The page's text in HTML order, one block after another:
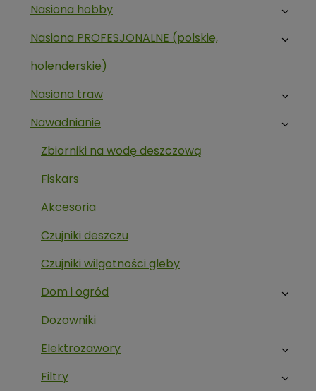
Nasiona hobby
Nasiona PROFESJONALNE (polskie,
holenderskie)
Nasiona traw
Nawadnianie
Zbiorniki na wodę deszczową
Fiskars
Akcesoria
Czujniki deszczu
Czujniki wilgotności gleby
Dom i ogród
Dozowniki
Elektrozawory
Filtry